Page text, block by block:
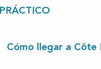
PRÁCTICO
Cómo llegar a Côte